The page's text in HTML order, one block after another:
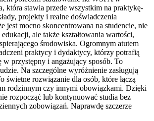
która stawia przede wszystkim na praktykę-
projekty i realne doświadczenia
jest mocno skoncentrowana na studencie, nie
ale także kształtowania wartości,
środowiska. Ogromnym atutem
praktycy i dydaktycy, którzy potrafią
w przystępny i angażujący sposób. To
Na szczególne wyróżnienie zasługują
świetne rozwiązanie dla osób, które łączą
rodzinnym czy innymi obowiązkami. Dzięki
rozpocząć lub kontynuować studia bez
zobowiązań. Naprawdę szczerze